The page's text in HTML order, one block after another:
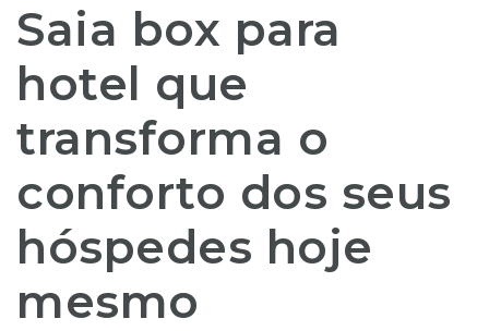
Saia box para
hotel que
transforma o
conforto dos seus
hóspedes hoje
mesmo